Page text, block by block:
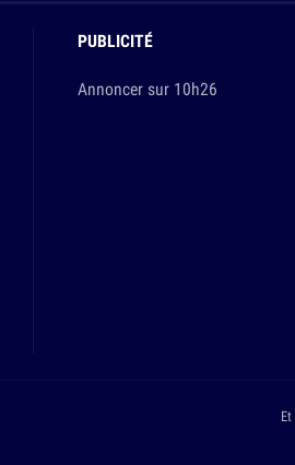
PUBLICITÉ
Annoncer sur 10h26